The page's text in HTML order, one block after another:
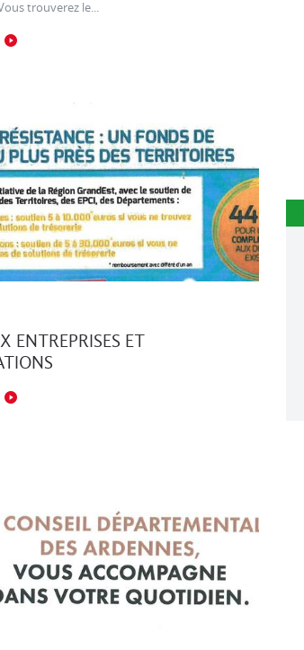
trouverez le...
ENTREPRISES ET